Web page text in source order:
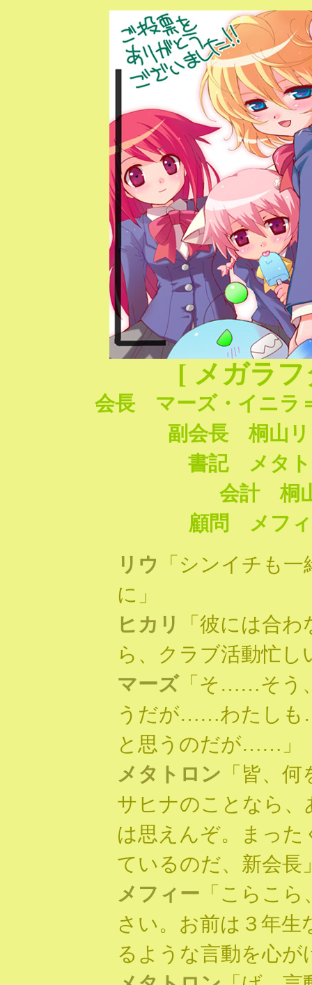
[ メガラ
会長 マーズ・イニラ
副会長 桐山リ
書記 メタト
会計 桐
顧問 メフィ
リウ
「シンイチも
に」
ヒカリ
「彼には合
ら、クラブ活動忙し
マーズ「そ……そう
うだが……わたしも
と思うのだが……」
メタトロン 「皆、
サヒナのことなら
は思えんぞ。まっ
ているのだ、新会長
メフィー 「こらこ
さい。お前は３年生
るような言動を心